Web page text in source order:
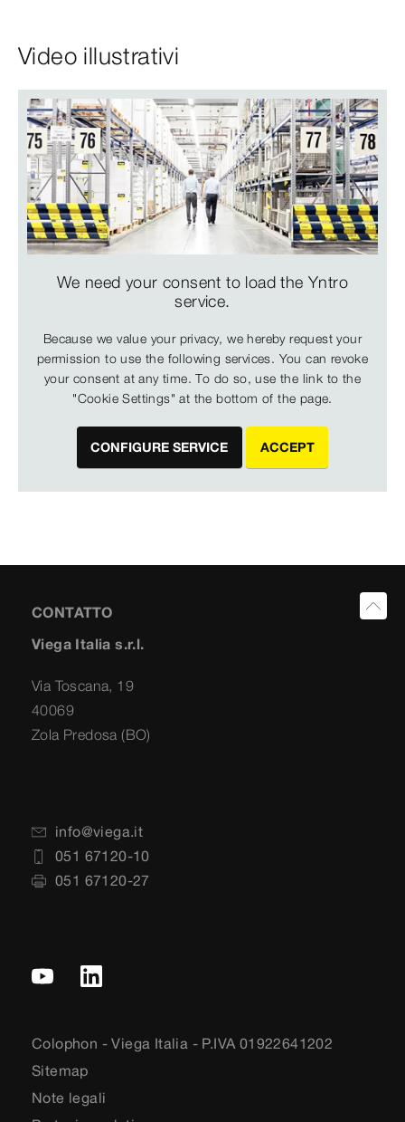
Video illustrativi
We need your consent to load the Yntro
service.
Because we value your privacy, we hereby request your
permission to use the following services. You can revoke
your consent at any time. To do so, use the link to the
"Cookie Settings" at the bottom of the page.
CONFIGURE SERVICE ACCEPT
CONTATTO
Viega Italia s.r.l.
Via Toscana, 19
40069
Zola Predosa (BO)
info@viega.it
051 67120-10
051 67120-27
Colophon - Viega Italia - P.IVA 01922641202
Sitemap
Note legali